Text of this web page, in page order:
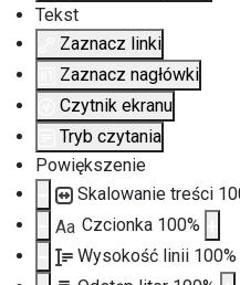
Tekst
Zaznacz linki
Zaznacz nagłówki
Czytnik ekranu
Tryb czytania
Powiększenie
Skalowanie treści
Aa Czcionka 100%
Wysokość linii 100%